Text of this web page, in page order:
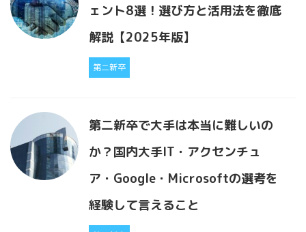
ェント8選！選び方と活用法を徹底
解説【2025年版】
第二新卒
第二新卒で大手は本当に難しいの
か？国内大手IT・アクセンチュ
ア・Google・Microsoftの選考を
経験して言えること